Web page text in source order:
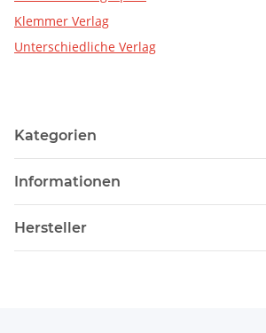
Klemmer Verlag
Unterschiedliche Verlag
Kategorien
Informationen
Hersteller